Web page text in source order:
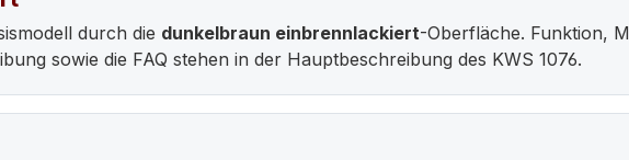
durch die dunkelbraun einbrennlackiert-Oberfläche. Funktion,
sowie die FAQ stehen in der Hauptbeschreibung des KWS 1076.